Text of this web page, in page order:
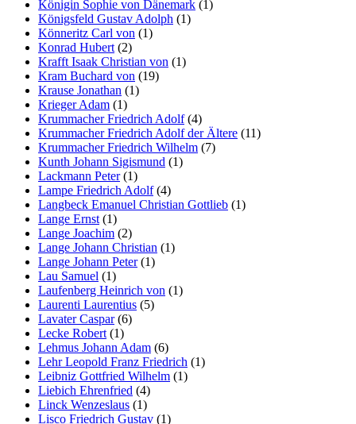
Königin Sophie von Dänemark (1)
Königsfeld Gustav Adolph (1)
Könneritz Carl von (1)
Konrad Hubert (2)
Krafft Isaak Christian von (1)
Kram Buchard von (19)
Krause Jonathan (1)
Krieger Adam (1)
Krummacher Friedrich Adolf(4)
Krummacher Friedrich Adolf der Ältere (11)
Krummacher Friedrich Wilhelm (7)
Kunth Johann Sigismund (1)
Lackmann Peter(1)
Lampe Friedrich Adolf(4)
Langbeck Emanuel Christian Gottlieb (1)
Lange Ernst (1)
Lange Joachim (2)
Lange Johann Christian (1)
Lange Johann Peter(1)
Lau Samuel (1)
Laufenberg Heinrich von (1)
Laurenti Laurentius (5)
Lavater Caspar(6)
Lecke Robert (1)
Lehmus Johann Adam (6)
Lehr Leopold Franz Friedrich (1)
Leibniz Gottfried Wilhelm (1)
Liebich Ehrenfried (4)
Linck Wenzeslaus (1)
Lisco Friedrich Gustav (1)